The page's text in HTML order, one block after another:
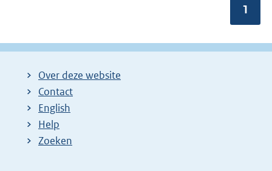
1
Over deze website
Contact
English
Help
Zoeken